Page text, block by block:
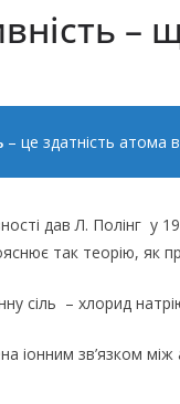
–
– це здатність атома
дав Л. Полінг у
так теорію, як
сіль – хлорид
іонним зв’язком